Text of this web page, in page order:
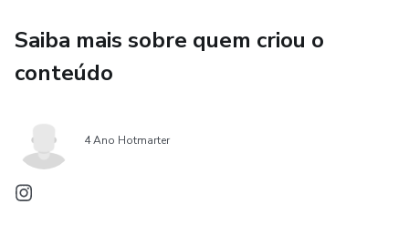
Saiba mais sobre quem criou o
conteúdo
4 Ano Hotmarter